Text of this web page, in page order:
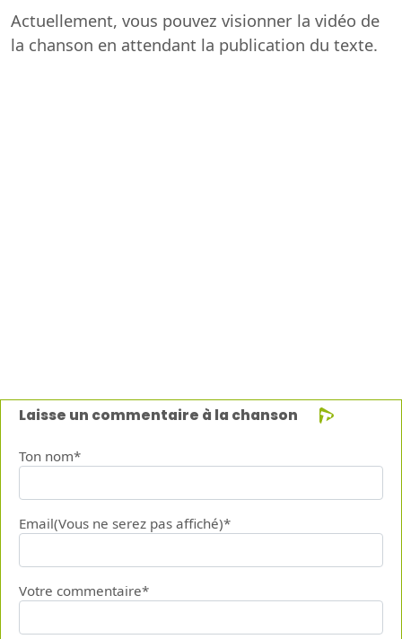
Actuellement, vous pouvez visionner la vidéo de
la chanson en attendant la publication du texte.
Laisse un commentaire à la chanson
Ton nom*
Email(Vous ne serez pas affiché)*
Votre commentaire*